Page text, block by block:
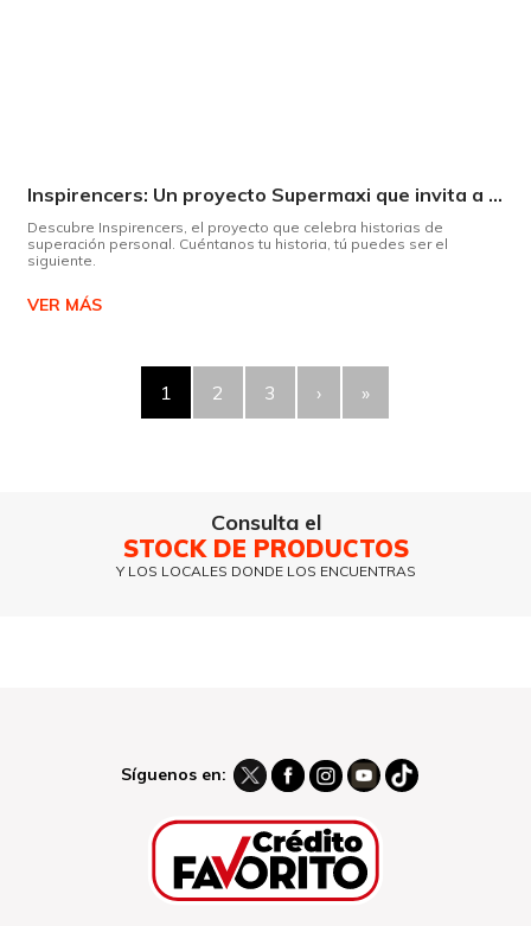
Inspirencers: Un proyecto Supermaxi que invita a ser parte del cambio.
Descubre Inspirencers, el proyecto que celebra historias de
superación personal. Cuéntanos tu historia, tú puedes ser el
siguiente.
VER MÁS
1 2 3 › »
Consulta el
STOCK DE PRODUCTOS
Y LOS LOCALES DONDE LOS ENCUENTRAS
Síguenos en: